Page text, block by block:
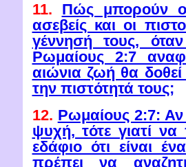
11.
Πώς μπορούν
ασεβείς και οι
γέννησή τους,
Ρωμαίους 2:7
αιώνια ζωή θα
την πιστότητά τους;
12. Ρωμαίους 2:7: Αν
ψυχή, τότε γιατί
εδάφιο ότι είναι
πρέπει να